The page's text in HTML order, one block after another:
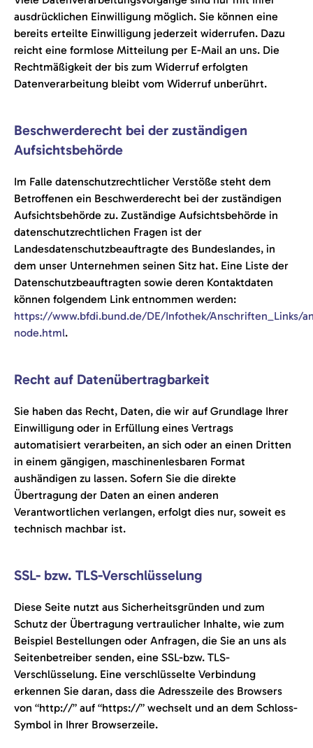
ausdrücklichen Einwilligung möglich. Sie können eine
bereits erteilte Einwilligung jederzeit widerrufen. Dazu
reicht eine formlose Mitteilung per E-Mail an uns. Die
Rechtmäßigkeit der bis zum Widerruf erfolgten
Datenverarbeitung bleibt vom Widerruf unberührt.
Beschwerderecht bei der zuständigen
Aufsichtsbehörde
Im Falle datenschutzrechtlicher Verstöße steht dem
Betroffenen ein Beschwerderecht bei der zuständigen
Aufsichtsbehörde zu. Zuständige Aufsichtsbehörde in
datenschutzrechtlichen Fragen ist der
Landesdatenschutzbeauftragte des Bundeslandes, in
dem unser Unternehmen seinen Sitz hat. Eine Liste der
Datenschutzbeauftragten sowie deren Kontaktdaten
können folgendem Link entnommen werden:
https://www.bfdi.bund.de/DE/Infothek/Anschriften_Links/
node.html.
Recht auf Datenübertragbarkeit
Sie haben das Recht, Daten, die wir auf Grundlage Ihrer
Einwilligung oder in Erfüllung eines Vertrags
automatisiert verarbeiten, an sich oder an einen Dritten
in einem gängigen, maschinenlesbaren Format
aushändigen zu lassen. Sofern Sie die direkte
Übertragung der Daten an einen anderen
Verantwortlichen verlangen, erfolgt dies nur, soweit es
technisch machbar ist.
SSL- bzw. TLS-Verschlüsselung
Diese Seite nutzt aus Sicherheitsgründen und zum
Schutz der Übertragung vertraulicher Inhalte, wie zum
Beispiel Bestellungen oder Anfragen, die Sie an uns als
Seitenbetreiber senden, eine SSL-bzw. TLS-
Verschlüsselung. Eine verschlüsselte Verbindung
erkennen Sie daran, dass die Adresszeile des Browsers
von “http://” auf “https://” wechselt und an dem Schloss-
Symbol in Ihrer Browserzeile.